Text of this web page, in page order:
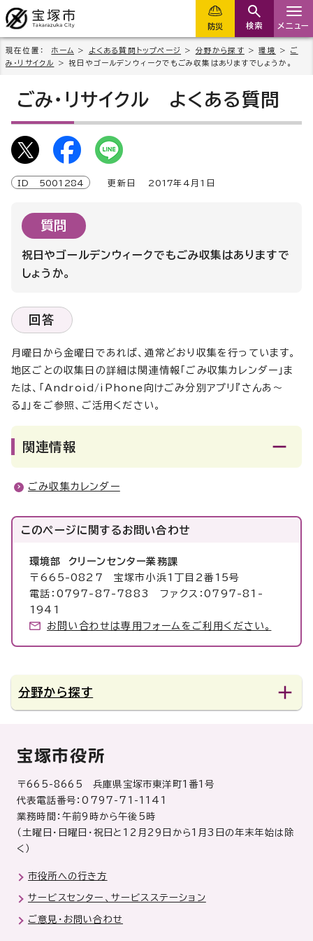
防災 検索 メニュー
現在位置： ホーム > よくある質問トップページ > 分野から探す >環境 > ご
み・リサイクル
> 祝日やゴールデンウィークでもごみ収集はありますでしょうか。
ごみ・リサイクル よくある質問
ID 5001284 更新日 2017年4月1日
質問
祝日やゴールデンウィークでもごみ収集はありますで
しょうか。
回答
月曜日から金曜日であれば、通常どおり収集を行っています。
地区ごとの収集日の詳細は関連情報「ごみ収集カレンダー」ま
たは、「Android/iPhone向けごみ分別アプリ『さんあ～
る』」をご参照、ご活用ください。
関連情報
ごみ収集カレンダー
このページに関するお問い合わせ
環境部 クリーンセンター業務課
〒665-0827 宝塚市小浜1丁目2番15号
電話：0797-87-7883 ファクス：0797-81-
1941
お問い合わせは専用フォームをご利用ください。
分野から探す
宝塚市役所
〒665-8665 兵庫県宝塚市東洋町1番1号
代表電話番号：0797-71-1141
業務時間：午前9時から午後5時
（土曜日・日曜日・祝日と12月29日から1月3日の年末年始は除
く）
市役所への行き方
サービスセンター、サービスステーション
ご意見・お問い合わせ